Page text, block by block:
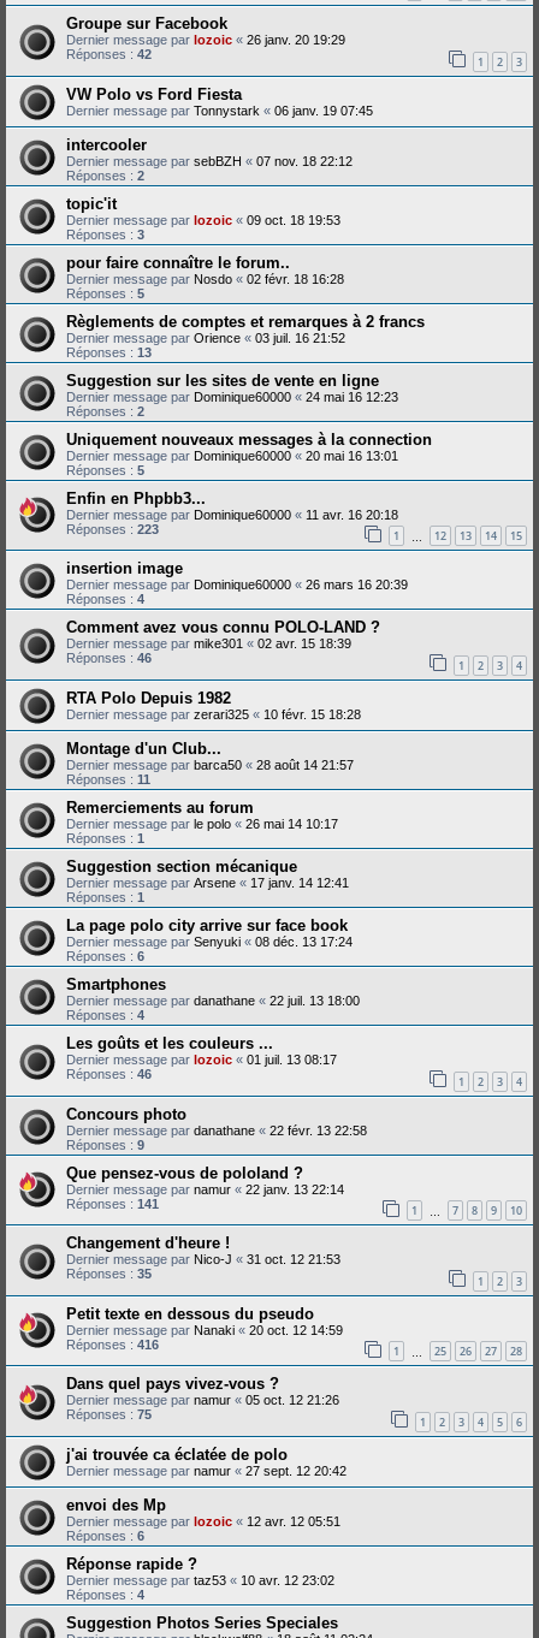
Groupe sur Facebook
Dernier message par lozoic « 26 janv. 20 19:29
Réponses : 42 1 2 3
VW Polo vs Ford Fiesta
Dernier message par Tonnystark « 06 janv. 19 07:45
intercooler
Dernier message par sebBZH « 07 nov. 18 22:12
Réponses : 2
topic'it
Dernier message par lozoic « 09 oct. 18 19:53
Réponses : 3
pour faire connaître le forum..
Dernier message par Nosdo « 02 févr. 18 16:28
Réponses : 5
Règlements de comptes et remarques à 2 francs
Dernier message par Orience « 03 juil. 16 21:52
Réponses : 13
Suggestion sur les sites de vente en ligne
Dernier message par Dominique60000 « 24 mai 16 12:23
Réponses : 2
Uniquement nouveaux messages à la connection
Dernier message par Dominique60000 « 20 mai 16 13:01
Réponses : 5
Enfin en Phpbb3...
Dernier message par Dominique60000 « 11 avr. 16 20:18
Réponses : 223 1 12 13 14 15
insertion image
Dernier message par Dominique60000 « 26 mars 16 20:39
Réponses : 4
Comment avez vous connu POLO-LAND ?
Dernier message par mike301 « 02 avr. 15 18:39
Réponses : 46 1 2 3 4
RTA Polo Depuis 1982
Dernier message par zerari325 « 10 févr. 15 18:28
Montage d'un Club...
Dernier message par barca50 « 28 août 14 21:57
Réponses : 11
Remerciements au forum
Dernier message par le polo « 26 mai 14 10:17
Réponses : 1
Suggestion section mécanique
Dernier message par Arsene « 17 janv. 14 12:41
Réponses : 1
La page polo city arrive sur face book
Dernier message par Senyuki « 08 déc. 13 17:24
Réponses : 6
Smartphones
Dernier message par danathane « 22 juil. 13 18:00
Réponses : 4
Les goûts et les couleurs ...
Dernier message par lozoic « 01 juil. 13 08:17
Réponses : 46 1 2 3 4
Concours photo
Dernier message par danathane « 22 févr. 13 22:58
Réponses : 9
Que pensez-vous de pololand ?
Dernier message par namur « 22 janv. 13 22:14
Réponses : 141 1 7 8 9 10
Changement d'heure !
Dernier message par Nico-J « 31 oct. 12 21:53
Réponses : 35 1 2 3
Petit texte en dessous du pseudo
Dernier message par Nanaki « 20 oct. 12 14:59
Réponses : 416 1 25 26 27 28
Dans quel pays vivez-vous ?
Dernier message par namur « 05 oct. 12 21:26
Réponses : 75 1 2 3 4 5 6
j'ai trouvée ca éclatée de polo
Dernier message par namur « 27 sept. 12 20:42
envoi des Mp
Dernier message par lozoic « 12 avr. 12 05:51
Réponses : 6
Réponse rapide ?
Dernier message par taz53 « 10 avr. 12 23:02
Réponses : 4
Suggestion Photos Series Speciales